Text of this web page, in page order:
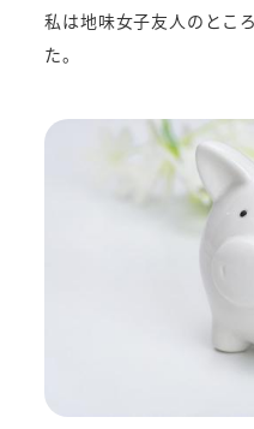
私は地味女子友人のとこ
た。